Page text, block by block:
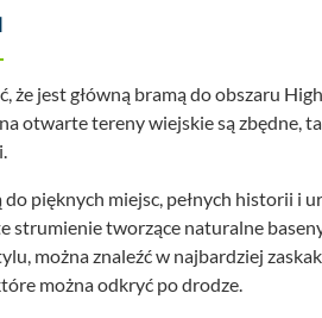
że jest główną bramą do obszaru
otwarte tereny wiejskie są zbędne,
pięknych miejsc, pełnych historii i
strumienie tworzące naturalne
można znaleźć w najbardziej
można odkryć po drodze.